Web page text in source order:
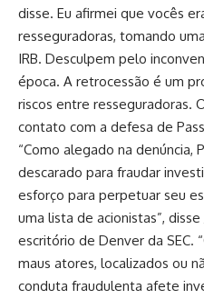
disse. Eu afirmei que vocês
resseguradoras, tomando
IRB. Desculpem pelo
época. A retrocessão é um
riscos entre resseguradoras.
contato com a defesa de
“Como alegado na denúncia,
descarado para fraudar
esforço para perpetuar seu
uma lista de acionistas”,
escritório de Denver da SEC.
maus atores, localizados ou
conduta fraudulenta afete